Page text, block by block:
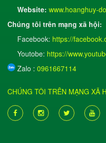
Website: www.hoanghuy-
Chúng tôi trên mạng xã hội:
Facebook: https://
​ Youtobe: https://
Zalo : 0961667114
CHÚNG TÔI TRÊN MẠNG XÃ